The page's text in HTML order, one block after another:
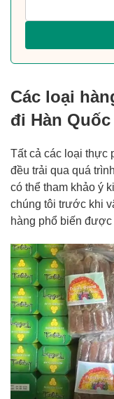
Các loại
đi Hàn Quốc
Tất cả các loại thực
đều trải qua quá
có thể tham khảo ý
chúng tôi trước khi
hàng phổ biến